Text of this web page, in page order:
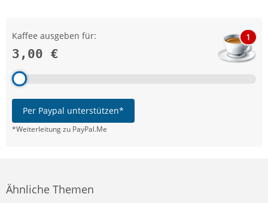
Kaffee ausgeben für:
3,00 €
1
Per Paypal unterstützen*
*Weiterleitung zu PayPal.Me
Ähnliche Themen